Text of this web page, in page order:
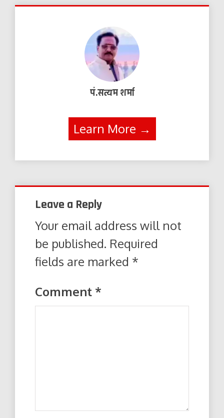
पं.सत्यम शर्मा
Learn More →
Leave a Reply
Your email address will not
be published. Required
fields are marked *
Comment *